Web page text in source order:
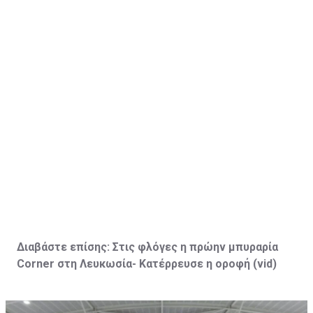
Διαβάστε επίσης: Στις φλόγες η πρώην μπυραρία
Corner στη Λευκωσία- Κατέρρευσε η οροφή (vid)